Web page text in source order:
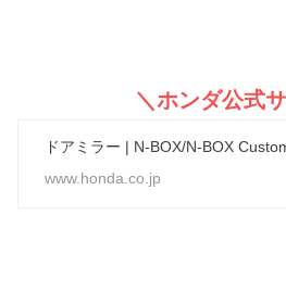
＼ホンダ公式
ドアミラー | N-BOX/N-BOX
www.honda.co.jp